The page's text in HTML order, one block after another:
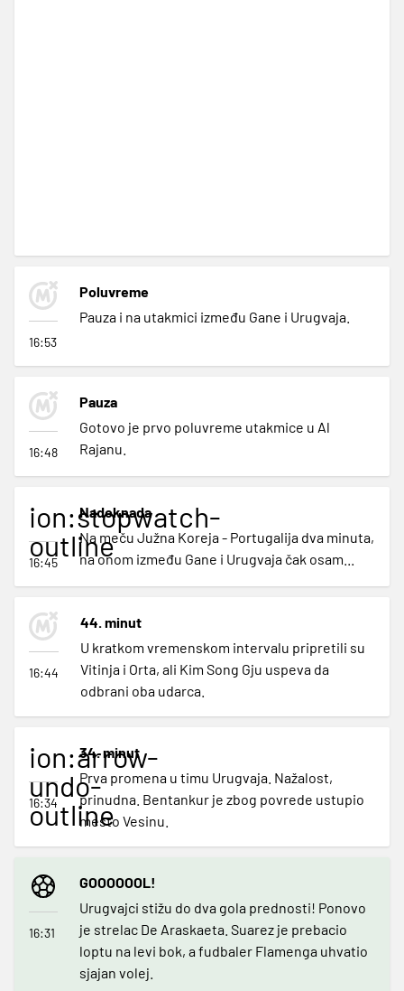
16:53
Poluvreme
Pauza i na utakmici između Gane i Urugvaja.
16:48
Pauza
Gotovo je prvo poluvreme utakmice u Al
Rajanu.
ion:stopwatch-
outline
16:45
Nadoknada
Na meču Južna Koreja - Portugalija dva minuta,
na onom između Gane i Urugvaja čak osam...
16:44
44. minut
U kratkom vremenskom intervalu pripretili su
Vitinja i Orta, ali Kim Song Gju uspeva da
odbrani oba udarca.
ion:arrow-
undo-
outline
16:34
34. minut
Prva promena u timu Urugvaja. Nažalost,
prinudna. Bentankur je zbog povrede ustupio
mesto Vesinu.
16:31
GOOOOOOL!
Urugvajci stižu do dva gola prednosti! Ponovo
je strelac De Araskaeta. Suarez je prebacio
loptu na levi bok, a fudbaler Flamenga uhvatio
sjajan volej.